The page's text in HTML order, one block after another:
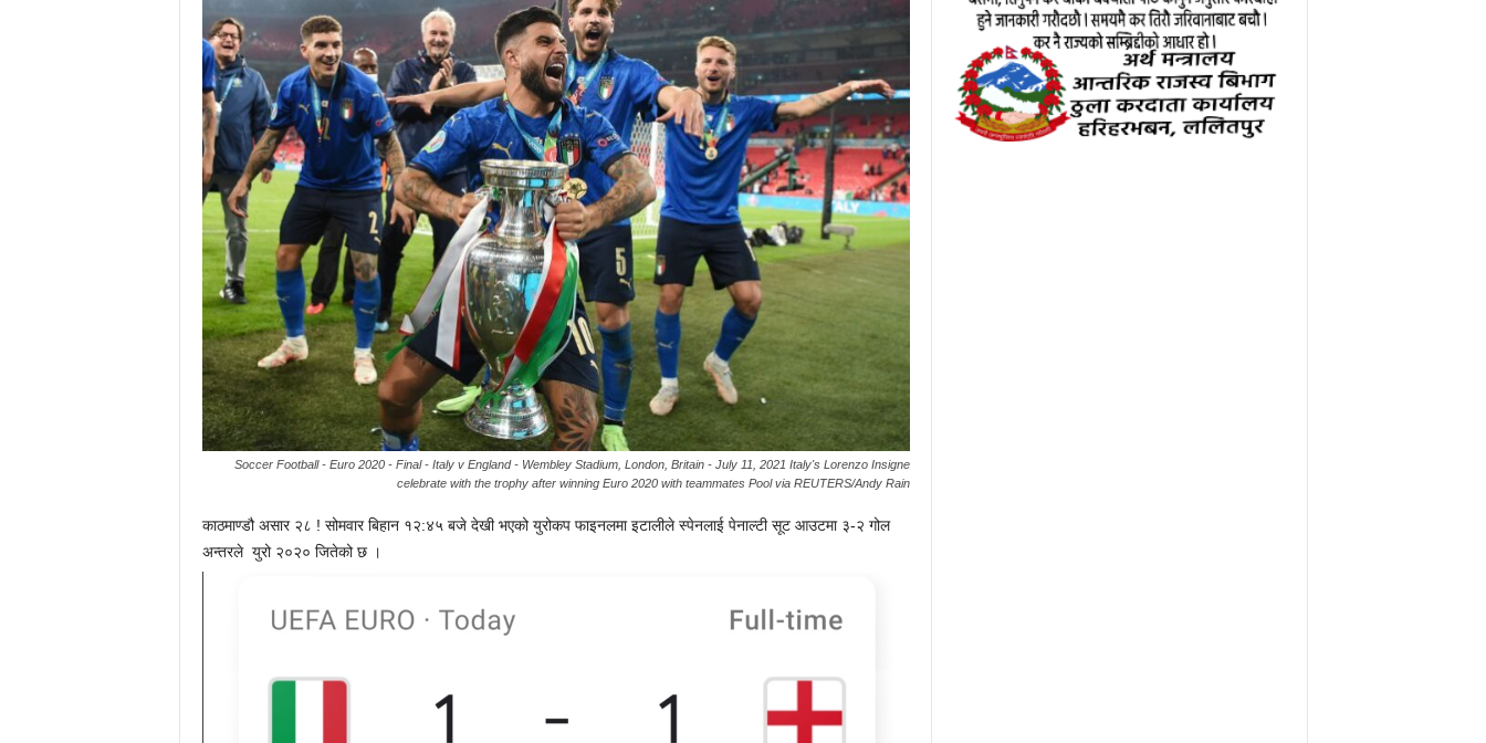
Soccer Football - Euro 2020 - Final - Italy v England - Wembley Stadium, London, Britain - July 11, 2021 Italy's Lorenzo Insigne
celebrate with the trophy after winning Euro 2020 with teammates Pool via REUTERS/Andy Rain
काठमाण्डौ असार २८ ! सोमवार बिहान १२:४५ बजे देखी भएको युरोकप फाइनलमा इटालीले स्पेनलाई पेनाल्टी सूट आउटमा ३-२ गोल
अन्तरले युरो २०२० जितेको छ ।